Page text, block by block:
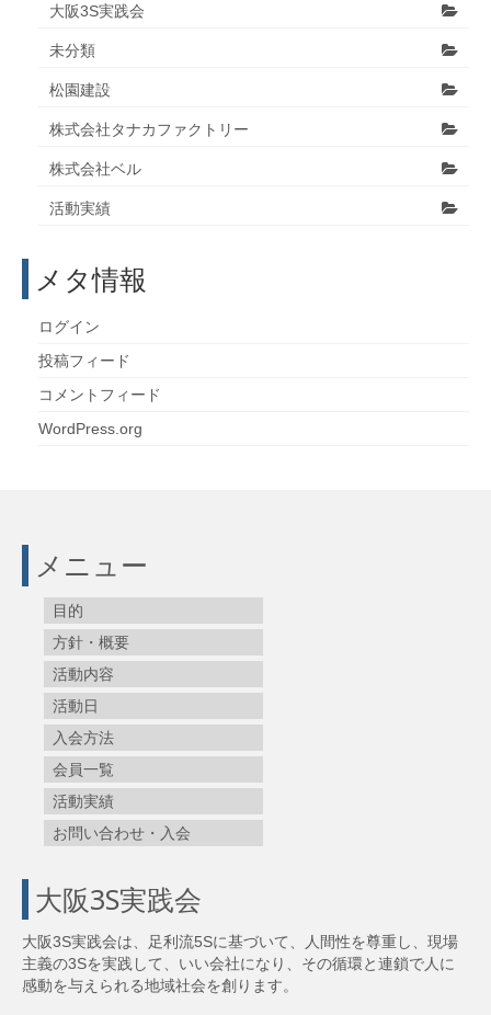
大阪3S実践会
未分類
松園建設
株式会社タナカファクトリー
株式会社ベル
活動実績
メタ情報
ログイン
投稿フィード
コメントフィード
WordPress.org
メニュー
目的
方針・概要
活動内容
活動日
入会方法
会員一覧
活動実績
お問い合わせ・入会
大阪3S実践会
大阪3S実践会は、足利流5Sに基づいて、人間性を尊重し、現場
主義の3Sを実践して、いい会社になり、その循環と連鎖で人に
感動を与えられる地域社会を創ります。